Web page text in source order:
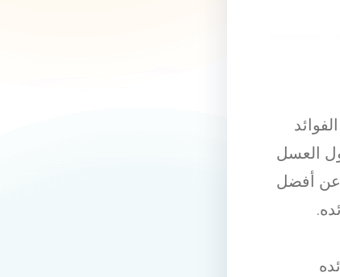
العسل
عن أفضل